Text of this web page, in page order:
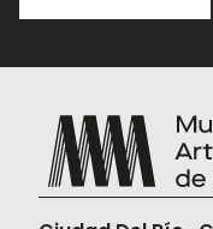
compra y
validar tu
Una vez
no realizará la
en cambios